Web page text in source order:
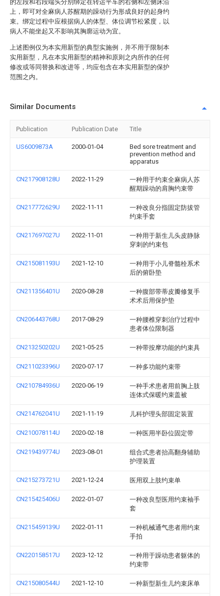
的左段和右段端头分别绑定在转运平车的右侧和左侧床沿
上，即可对全麻病人苏醒期的躁动行为形成良好的起身约
束。绑定过程中应根据病人的体型、体位调节松紧度，以
病人不能坐起又不影响其胸廓运动为宜。
上述图例仅为本实用新型的典型实施例，并不用于限制本
实用新型，凡在本实用新型的精神和原则之内所作的任何
修改或等同替换和改进等，均应包含在本实用新型的保护
范围之内。
Similar Documents
Publication Publication Date Title
US6009873A 2000-01-04
Bed sore treatment and
prevention method and
apparatus
CN217908128U 2022-11-29
一种用于约束全麻病人苏
醒期躁动的肩胸约束带
CN217772629U 2022-11-11
一种改良分指固定防拔管
约束手套
CN217697027U 2022-11-01
一种用于新生儿头皮静脉
穿刺的约束包
CN215081193U 2021-12-10
一种用于小儿脊髓栓系术
后的俯卧垫
CN211356401U 2020-08-28
一种腹部带蒂皮瓣修复手
术术后用保护垫
CN206443768U 2017-08-29
一种腰椎穿刺治疗过程中
患者体位限制器
CN213250202U 2021-05-25 一种带按摩功能的约束具
CN211023396U 2020-07-17 一种多功能约束带
CN210784936U 2020-06-19
一种手术患者用前胸上肢
连体式保暖约束盖被
CN214762041U 2021-11-19 儿科护理头部固定装置
CN210078114U 2020-02-18 一种医用半卧位固定带
CN219439774U 2023-08-01
组合式患者抬高翻身辅助
护理装置
CN215273721U 2021-12-24 医用双上肢约束单
CN215425406U 2022-01-07
一种改良型医用约束袖手
套
CN215459139U 2022-01-11
一种机械通气患者用约束
手拍
CN220158517U 2023-12-12
一种用于躁动患者躯体的
约束带
CN215080544U 2021-12-10 一种新型新生儿约束床单